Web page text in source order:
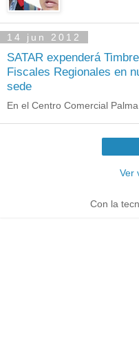
14 jun 2012
SATAR expenderá
Fiscales Regionales en
sede
En el Centro Comercial
Ver
Con la